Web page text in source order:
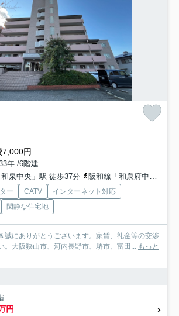
円
年 /6階建
泉中央」駅 徒歩37分
阪和線「和泉府中」駅 徒歩28分
ー CATV
インターネット対応
閑静な住宅地
誠にありがとうございます。家賃、礼金等の交渉
。大阪狭山市、河内長野市、堺市、富田... もっと
円